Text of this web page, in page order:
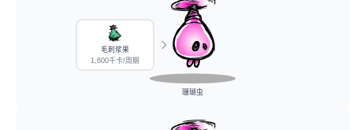
毛刺浆果
1,600千卡/周期
珊瑚虫